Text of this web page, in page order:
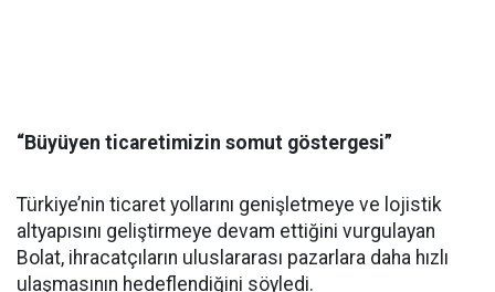
“Büyüyen ticaretimizin somut göstergesi”
Türkiye’nin ticaret yollarını genişletmeye ve lojistik
altyapısını geliştirmeye devam ettiğini vurgulayan
Bolat, ihracatçıların uluslararası pazarlara daha hızlı
ulaşmasının hedeflendiğini söyledi.